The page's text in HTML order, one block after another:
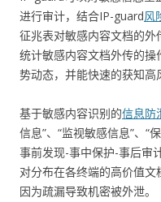
进行审计，结合IP-guard风
征兆表对敏感内容文档的
统计敏感内容文档外传的
势动态，并能快速的获知高
基于敏感内容识别的信息防
信息”、“监视敏感信息”、“
事前发现-事中保护-事后审
对分布在各终端的高价值
因为疏漏导致机密被外泄。